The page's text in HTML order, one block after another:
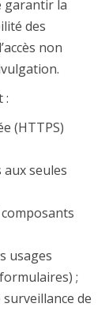
garantir la
des
non
:
(HTTPS)
aux seules
usages
;
de